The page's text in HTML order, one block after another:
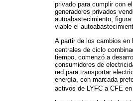
privado para cumplir con
generadores privados
autoabastecimiento,
viable el
A partir de los cambios en
centrales de ciclo
tiempo, comenzó a
consumidores de
red para transportar
energía, con marcada
activos de LYFC a CFE